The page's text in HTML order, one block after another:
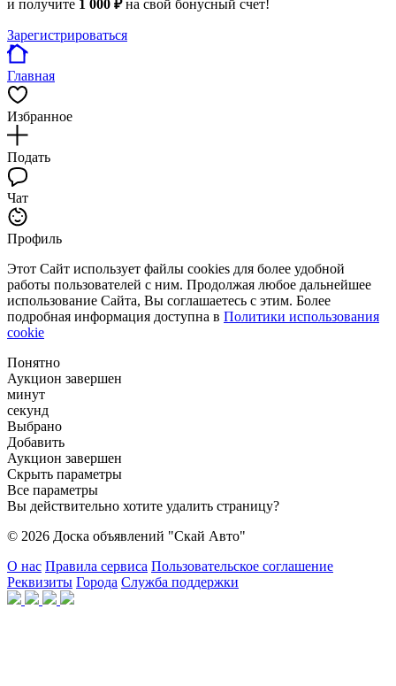
и получите 1 000 ₽на свой бонусный счет!
Зарегистрироваться
Главная
Избранное
Подать
Чат
Профиль
Этот Сайт использует файлы cookies для более удобной
работы пользователей с ним. Продолжая любое дальнейшее
использование Сайта, Вы соглашаетесь с этим. Более
подробная информация доступна в Политики использования
cookie
Понятно
Аукцион завершен
минут
секунд
Выбрано
Добавить
Аукцион завершен
Скрыть параметры
Все параметры
Вы действительно хотите удалить страницу?
© 2026 Доска объявлений "Скай Авто"
О нас Правила сервиса Пользовательское соглашение
Реквизиты Города Служба поддержки